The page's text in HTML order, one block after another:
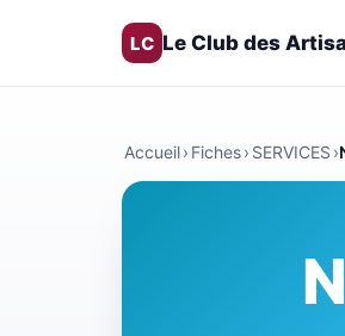
LC Le Club des
Accueil› Fiches› SERVICES ›
N